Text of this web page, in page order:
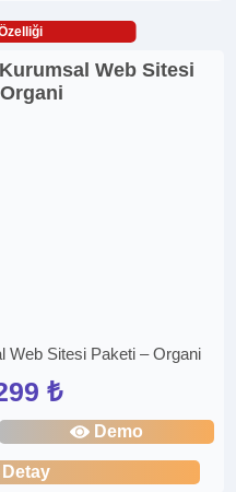
Web Sitesi Paketi – Organi
₺
Demo